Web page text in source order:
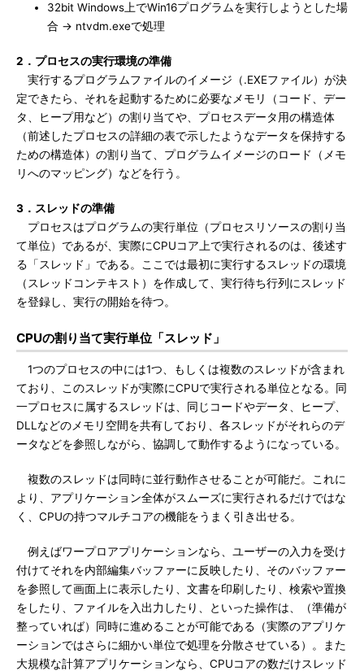
32bit Windows上でWin16プログラムを実行しようとした場
合 → ntvdm.exeで処理
2．プロセスの実行環境の準備
実行するプログラムファイルのイメージ（.EXEファイル）が決
定できたら、それを起動するために必要なメモリ（コード、デー
タ、ヒープ用など）の割り当てや、プロセスデータ用の構造体
（前述したプロセスの詳細の表で示したようなデータを保持する
ための構造体）の割り当て、プログラムイメージのロード（メモ
リへのマッピング）などを行う。
3．スレッドの準備
プロセスはプログラムの実行単位（プロセスリソースの割り当
て単位）であるが、実際にCPUコア上で実行されるのは、後述す
る「スレッド」である。ここでは最初に実行するスレッドの環境
（スレッドコンテキスト）を作成して、実行待ち行列にスレッド
を登録し、実行の開始を待つ。
CPUの割り当て実行単位「スレッド」
1つのプロセスの中には1つ、もしくは複数のスレッドが含まれ
ており、このスレッドが実際にCPUで実行される単位となる。同
一プロセスに属するスレッドは、同じコードやデータ、ヒープ、
DLLなどのメモリ空間を共有しており、各スレッドがそれらのデ
ータなどを参照しながら、協調して動作するようになっている。
複数のスレッドは同時に並行動作させることが可能だ。これに
より、アプリケーション全体がスムーズに実行されるだけではな
く、CPUの持つマルチコアの機能をうまく引き出せる。
例えばワープロアプリケーションなら、ユーザーの入力を受け
付けてそれを内部編集バッファーに反映したり、そのバッファー
を参照して画面上に表示したり、文書を印刷したり、検索や置換
をしたり、ファイルを入出力したり、といった操作は、（準備が
整っていれば）同時に進めることが可能である（実際のアプリケ
ーションではさらに細かい単位で処理を分散させている）。また
大規模な計算アプリケーションなら、CPUコアの数だけスレッド